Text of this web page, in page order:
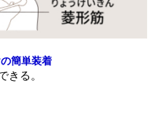
簡単装着
きる。